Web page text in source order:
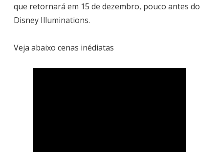
que retornará em 15 de dezembro, pouco antes do
Disney Illuminations.
Veja abaixo cenas inédiatas